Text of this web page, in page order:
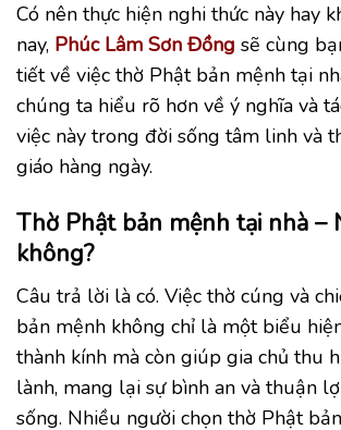
Có nên thực hiện nghi thức này hay
nay, Phúc Lâm Sơn Đồng sẽ cùng
tiết về việc thờ Phật bản mệnh tại
chúng ta hiểu rõ hơn về ý nghĩa và
việc này trong đời sống tâm linh và
giáo hàng ngày.
Thờ Phật bản mệnh tại nhà –
không?
Câu trả lời là có. Việc thờ cúng và
bản mệnh không chỉ là một biểu
thành kính mà còn giúp gia chủ thu
lành, mang lại sự bình an và thuận
sống. Nhiều người chọn thờ Phật